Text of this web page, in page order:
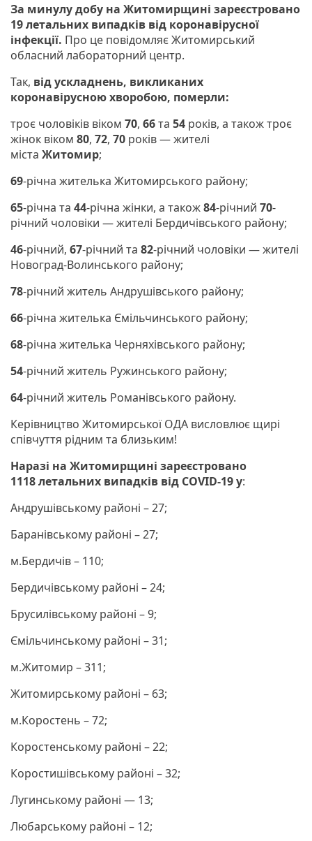
За минулу добу на Житомирщині зареєстровано
19 летальних випадків від коронавірусної
інфекції. Про це повідомляє Житомирський
обласний лабораторний центр.
Так, від ускладнень, викликаних
коронавірусною хворобою, померли:
троє чоловіків віком 70, 66та 54 років, а також троє
жінок віком 80, 72, 70 років — жителі
міста Житомир;
69-річна жителька Житомирського району;
65-річна та 44-річна жінки, а також84-річний 70-
річний чоловіки — жителі Бердичівського району;
46-річний, 67-річний та 82-річний чоловіки — жителі
Новоград-Волинського району;
78-річний житель Андрушівського району;
66-річна жителька Ємільчинського району;
68-річна жителька Черняхівського району;
54-річний житель Ружинського району;
64-річний житель Романівського району.
Керівництво Житомирської ОДА висловлює щирі
співчуття рідним та близьким!
Наразі на Житомирщині зареєстровано
1118летальних випадків від COVID-19 у:
Андрушівському районі – 27;
Баранівському районі – 27;
м.Бердичів – 110;
Бердичівському районі – 24;
Брусилівському районі – 9;
Ємільчинському районі – 31;
м.Житомир – 311;
Житомирському районі – 63;
м.Коростень – 72;
Коростенському районі – 22;
Коростишівському районі – 32;
Лугинському районі — 13;
Любарському районі – 12;